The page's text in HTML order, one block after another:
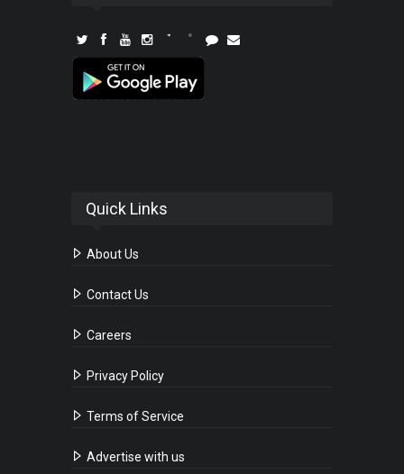
Quick Links
About Us
Contact Us
Careers
Privacy Policy
Terms of Service
Advertise with us